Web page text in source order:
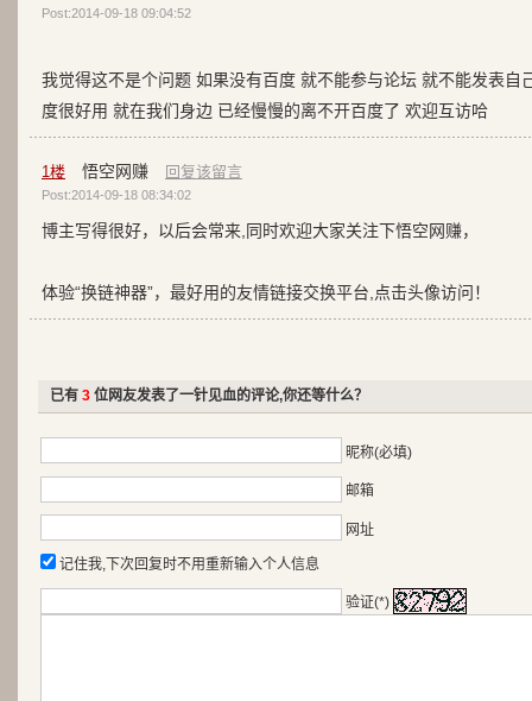
Post:2014-09-18 09:04:52
我觉得这不是个问题 如果没有百度 就不能参与论坛 就不能发表自
度很好用 就在我们身边 已经慢慢的离不开百度了 欢迎互访哈
1楼 悟空网赚 回复该留言
Post:2014-09-18 08:34:02
博主写得很好，以后会常来,同时欢迎大家关注下悟空网赚，
体验“换链神器”，最好用的友情链接交换平台,点击头像访问！
已有 3位网友发表了一针见血的评论,你还等什么？
昵称(必填)
邮箱
网址
记住我,下次回复时不用重新输入个人信息
验证(*)